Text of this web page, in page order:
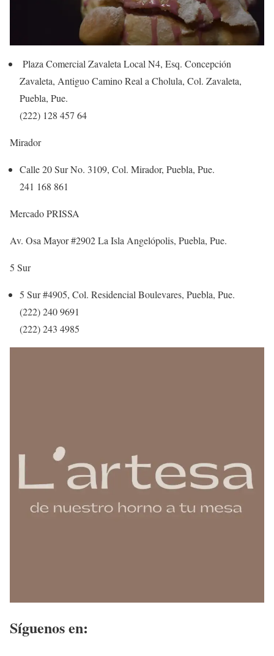
Plaza Comercial Zavaleta Local N4, Esq. Concepción
Zavaleta, Antiguo Camino Real a Cholula, Col. Zavaleta,
Puebla, Pue.
(222) 128 457 64
Mirador
Calle 20 Sur No. 3109, Col. Mirador, Puebla, Pue.
241 168 861
Mercado PRISSA
Av. Osa Mayor #2902 La Isla Angelópolis, Puebla, Pue.
5 Sur
5 Sur #4905, Col. Residencial Boulevares, Puebla, Pue.
(222) 240 9691
(222) 243 4985
Síguenos en: